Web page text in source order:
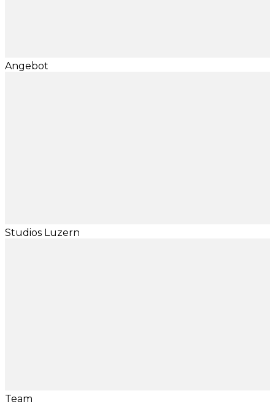
Angebot
Studios Luzern
Team